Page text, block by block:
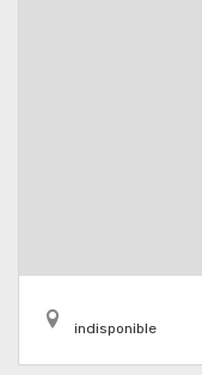
indisponible